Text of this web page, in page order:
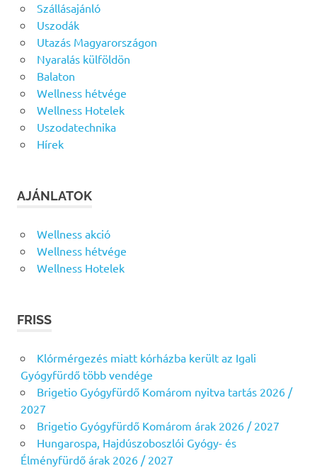
Szállásajánló
Uszodák
Utazás Magyarországon
Nyaralás külföldön
Balaton
Wellness hétvége
Wellness Hotelek
Uszodatechnika
Hírek
AJÁNLATOK
Wellness akció
Wellness hétvége
Wellness Hotelek
FRISS
Klórmérgezés miatt kórházba került az Igali
Gyógyfürdő több vendége
Brigetio Gyógyfürdő Komárom nyitva tartás 2026 /
2027
Brigetio Gyógyfürdő Komárom árak 2026 / 2027
Hungarospa, Hajdúszoboszlói Gyógy- és
Élményfürdő árak 2026 / 2027